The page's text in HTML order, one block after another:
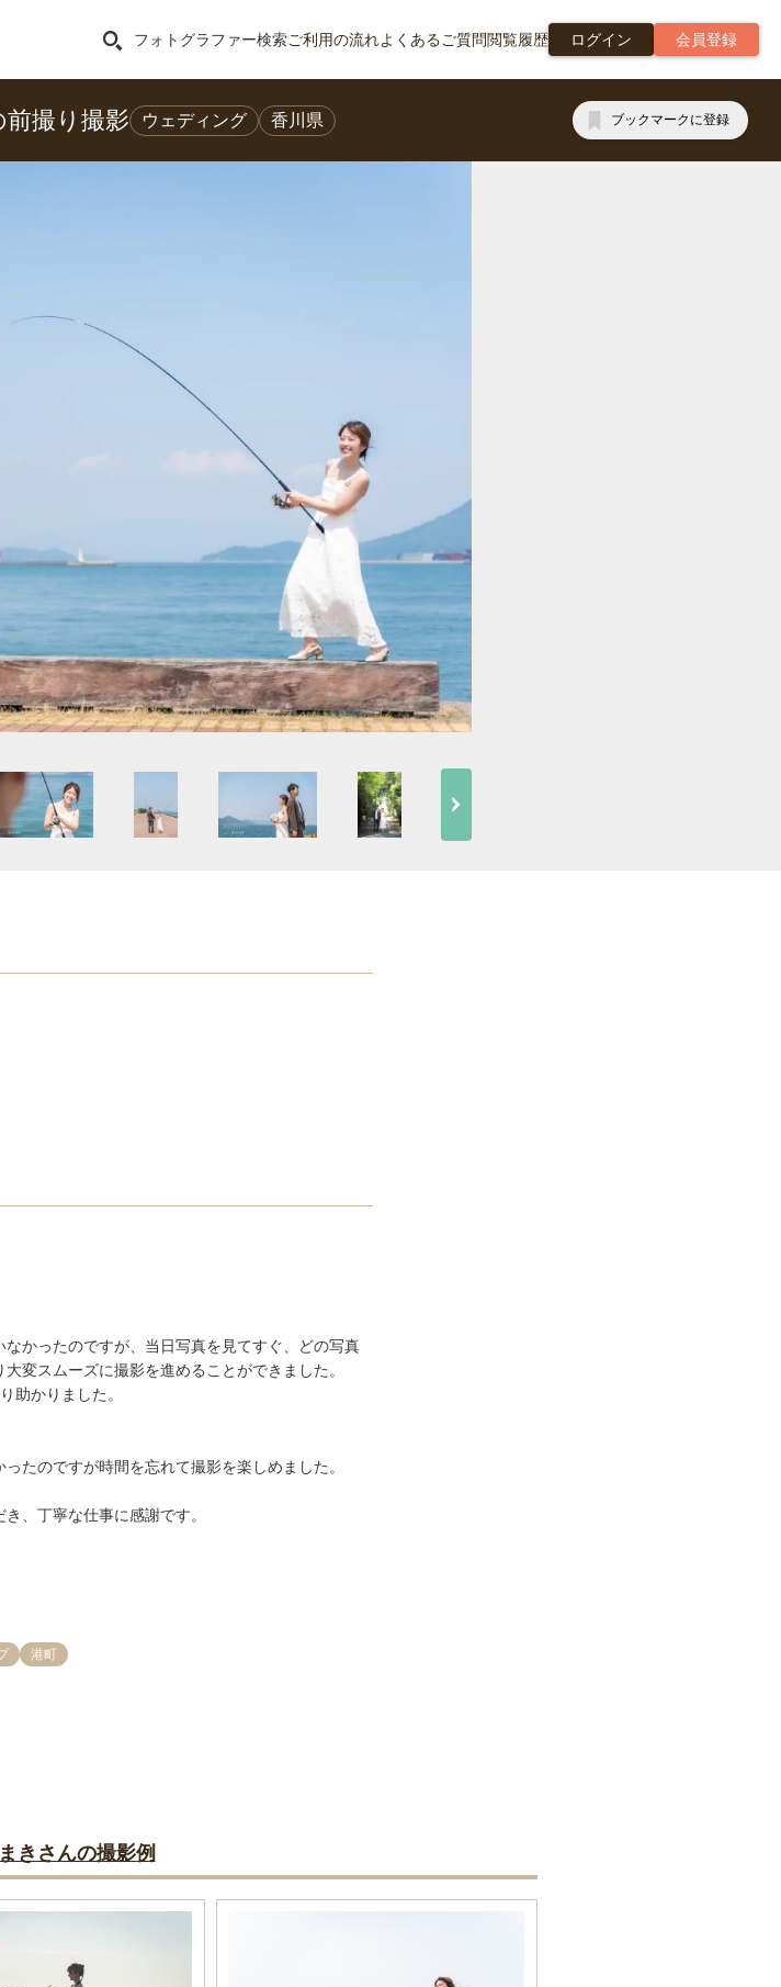
フォトグラファー検索ご利用の流れよくあるご質問閲覧履歴 ログイン 会員登録
撮り撮影 ウェディング 香川県 ブックマークに登録
かったのですが、当日写真を見てすぐ、どの写真
変スムーズに撮影を進めることができました。
助かりました。
たのですが時間を忘れて撮影を楽しめました。
、丁寧な仕事に感謝です。
港町
きさんの撮影例